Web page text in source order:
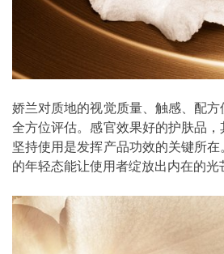
娇兰对质地的视觉质量、触感、配
全方位评估。感官效果好的护肤品，
坚持使用是发挥产品功效的关键所
的年轻态能让使用者绽放出内在的光